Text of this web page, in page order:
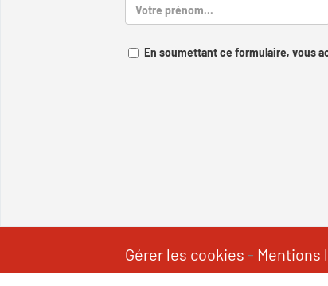
En soumettant ce formulaire, vous
Gérer les cookies - Mentions